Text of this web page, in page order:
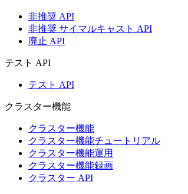
非推奨 API
非推奨 サイマルキャスト API
廃止 API
テスト API
テスト API
クラスター機能
クラスター機能
クラスター機能チュートリアル
クラスター機能運用
クラスター機能録画
クラスター API